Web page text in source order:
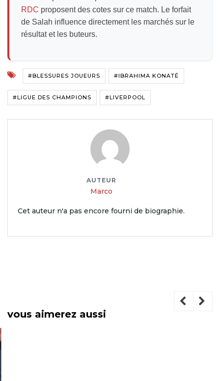
RDC proposent des cotes sur ce match. Le forfait
de Salah influence directement les marchés sur le
résultat et les buteurs.
#BLESSURES JOUEURS #IBRAHIMA KONATÉ
#LIGUE DES CHAMPIONS #LIVERPOOL
AUTEUR
Marco
Cet auteur n'a pas encore fourni de biographie.
vous aimerez aussi